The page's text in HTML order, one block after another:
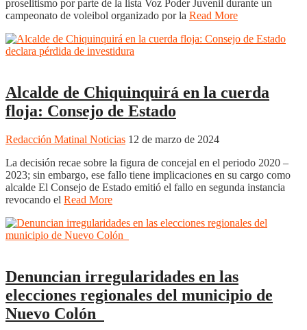
proselitismo por parte de la lista Voz Poder Juvenil durante un
campeonato de voleibol organizado por la Read More
Alcalde de Chiquinquirá en la cuerda
floja: Consejo de Estado
Redacción Matinal Noticias 12 de marzo de 2024
La decisión recae sobre la figura de concejal en el periodo 2020 –
2023; sin embargo, ese fallo tiene implicaciones en su cargo como
alcalde El Consejo de Estado emitió el fallo en segunda instancia
revocando el Read More
Denuncian irregularidades en las
elecciones regionales del municipio de
Nuevo Colón